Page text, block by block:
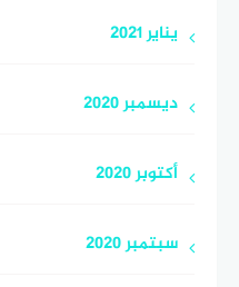
يناير 2021
ديسمبر 2020
أكتوبر 2020
سبتمبر 2020